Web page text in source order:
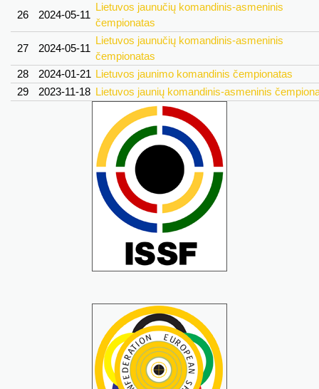
26 2024-05-11
Lietuvos jaunučių komandinis-asmeninis
čempionatas
27 2024-05-11
Lietuvos jaunučių komandinis-asmeninis
čempionatas
28
2024-01-21 Lietuvos jaunimo komandinis čempionatas
29
2023-11-18 Lietuvos jaunių komandinis-asmeninis